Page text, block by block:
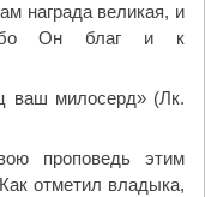
награда великая, и
ибо Он благ и к
ваш милосерд» (Лк.
проповедь этим
отметил владыка,